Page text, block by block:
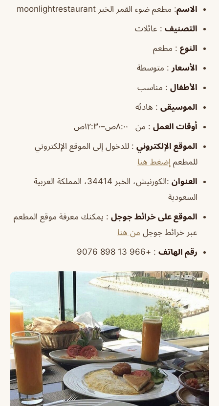
الاسم: مطعم ضوء القمر الخبر moonlightrestaurant
التصنيف : عائلات
النوع : مطعم
الأسعار : متوسطة
الأطفال : مناسب
الموسيقى : هادئه
أوقات العمل : من ٨:٠٠ص–١٢:٣٠ص
الموقع الإلكتروني : للدخول إلى الموقع الإلكتروني
للمطعم إضغط هنا
العنوان
:الكورنيش، الخبر 34414، المملكة العربية
السعودية
الموقع على خرائط جوجل : يمكنك معرفة موقع المطعم
عبر خرائط جوجل من هنا
رقم الهاتف : +966 13 898 9076